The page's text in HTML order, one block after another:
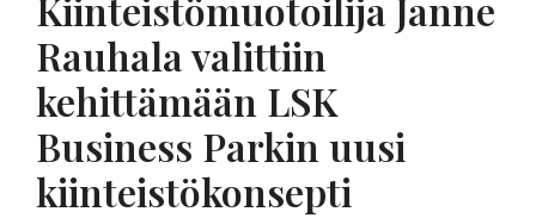
Rauhala valittiin
kehittämään LSK
Business Parkin uusi
kiinteistökonsepti